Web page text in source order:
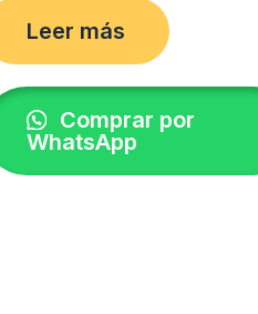
Leer más
Comprar por
WhatsApp